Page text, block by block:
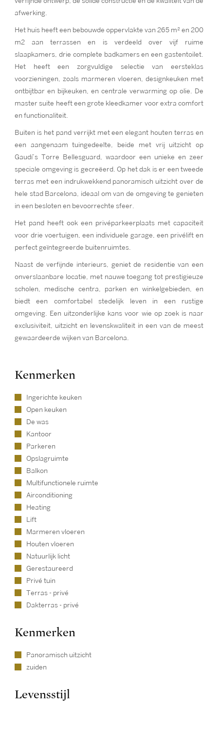
afwerking.
Het huis heeft een bebouwde oppervlakte van 265 m² en 200
m2 aan terrassen en is verdeeld over vijf ruime
slaapkamers, drie complete badkamers en een gastentoilet.
Het heeft een zorgvuldige selectie van eersteklas
voorzieningen, zoals marmeren vloeren, designkeuken met
ontbijtbar en bijkeuken, en centrale verwarming op olie. De
master suite heeft een grote kleedkamer voor extra comfort
en functionaliteit.
Buiten is het pand verrijkt met een elegant houten terras en
een aangenaam tuingedeelte, beide met vrij uitzicht op
Gaudí’s Torre Bellesguard, waardoor een unieke en zeer
speciale omgeving is gecreëerd. Op het dak is er een tweede
terras met een indrukwekkend panoramisch uitzicht over de
hele stad Barcelona, ideaal om van de omgeving te genieten
in een besloten en bevoorrechte sfeer.
Het pand heeft ook een privéparkeerplaats met capaciteit
voor drie voertuigen, een individuele garage, een privélift en
perfect geïntegreerde buitenruimtes.
Naast de verfijnde interieurs, geniet de residentie van een
onverslaanbare locatie, met nauwe toegang tot prestigieuze
scholen, medische centra, parken en winkelgebieden, en
biedt een comfortabel stedelijk leven in een rustige
omgeving. Een uitzonderlijke kans voor wie op zoek is naar
exclusiviteit, uitzicht en levenskwaliteit in een van de meest
gewaardeerde wijken van Barcelona.
Kenmerken
Ingerichte keuken
Open keuken
De was
Kantoor
Parkeren
Opslagruimte
Balkon
Multifunctionele ruimte
Airconditioning
Heating
Lift
Marmeren vloeren
Houten vloeren
Natuurlijk licht
Gerestaureerd
Privé tuin
Terras - privé
Dakterras - privé
Kenmerken
Panoramisch uitzicht
zuiden
Levensstijl